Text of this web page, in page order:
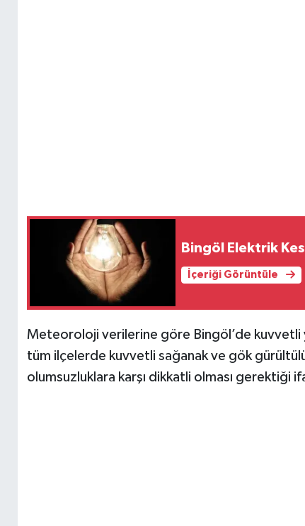
Bingöl Elektrik
İçeriği Görüntüle
Meteoroloji verilerine göre Bingöl’de kuvvetli
tüm ilçelerde kuvvetli sağanak ve gök
olumsuzluklara karşı dikkatli olması gerektiği